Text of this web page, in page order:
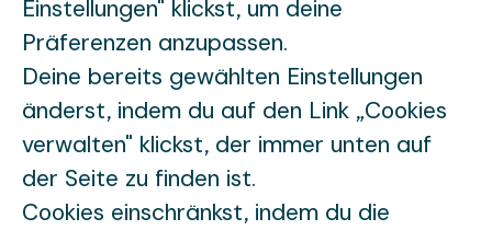
Einstellungen" klickst, um deine
Präferenzen anzupassen.
Deine bereits gewählten Einstellungen
änderst, indem du auf den Link „Cookies
verwalten" klickst, der immer unten auf
der Seite zu finden ist.
Cookies einschränkst, indem du die